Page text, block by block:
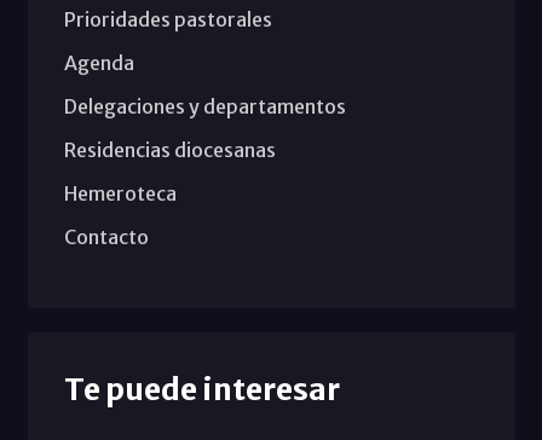
Prioridades pastorales
Agenda
Delegaciones y departamentos
Residencias diocesanas
Hemeroteca
Contacto
Te puede interesar